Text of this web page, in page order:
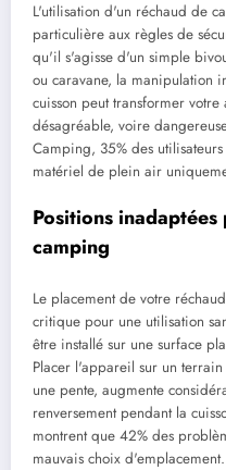
L'utilisation d'un réchaud de
particulière aux règles de
qu'il s'agisse d'un simple
ou caravane, la manipulation
cuisson peut transformer
désagréable, voire
Camping, 35% des
matériel de plein air
Positions
camping
Le placement de votre
critique pour une utilisation
être installé sur une surface
Placer l'appareil sur un
une pente, augmente
renversement pendant la
montrent que 42% des
mauvais choix d'emplacement.